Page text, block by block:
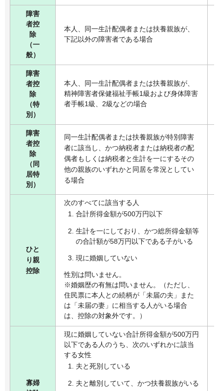
障害
者控
除
（一
般）
本人、同一生計配偶者または扶養親族が、
下記以外の障害者である場合
障害
者控
除
（特
別）
本人、同一生計配偶者または扶養親族が、
精神障害者保健福祉手帳1級および身体障害
者手帳1級、2級などの場合
障害
者控
除
（同
居特
別）
同一生計配偶者または扶養親族が特別障害
者に該当し、かつ納税者または納税者の配
偶者もしくは納税者と生計を一にするその
他の親族のいずれかと同居を常況としてい
る場合
ひと
り親
控除
次のすべてに該当する人
合計所得金額が500万円以下
生計を一にしており、かつ総所得金額等
の合計額が58万円以下である子がいる
現に婚姻していない
性別は問いません。
※婚姻歴の有無は問いません。（ただし、
住民票に本人との続柄が「未届の夫」また
は「未届の妻」に相当する人がいる場合
は、控除の対象外です。）
寡婦
現に婚姻していない合計所得金額が500万円
以下である人のうち、次のいずれかに該当
する女性
夫と死別している
夫と離別していて、かつ扶養親族がいる